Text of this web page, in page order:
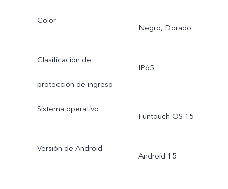
Color
Negro, Dorado
Clasificación de
protección de ingreso
IP65
Sistema operativo
Funtouch OS 15
Versión de Android
Android 15